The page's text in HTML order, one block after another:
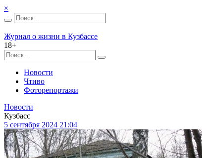
×
Журнал о жизни в Кузбассе
18+
Новости
Чтиво
Фоторепортажи
Новости
Кузбасс
5 сентября 2024 21:04